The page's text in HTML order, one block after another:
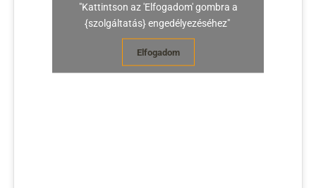
"Kattintson az 'Elfogadom' gombra a
{szolgáltatás} engedélyezéséhez"
Elfogadom